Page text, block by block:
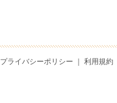
プライバシーポリシー ｜ 利用規約